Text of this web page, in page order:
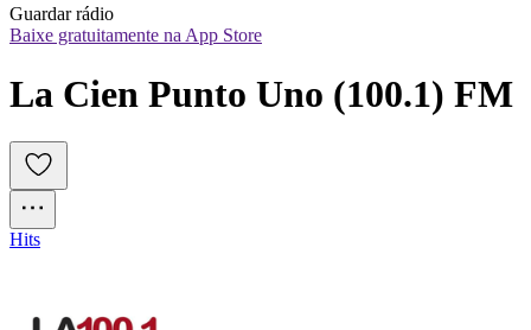
Guardar rádio
Baixe gratuitamente na App Store
La Cien Punto Uno (100.1) FM
Hits